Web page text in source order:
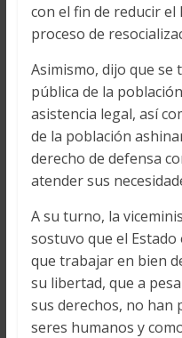
con el fin de reducir
proceso de
Asimismo, dijo que se
pública de la
asistencia legal, así
de la población
derecho de defensa
atender sus
A su turno, la
sostuvo que el
que trabajar en bien
su libertad, que a
sus derechos, no han
seres humanos y